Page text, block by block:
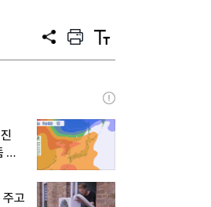
공
프
트
텍
트
박
주고